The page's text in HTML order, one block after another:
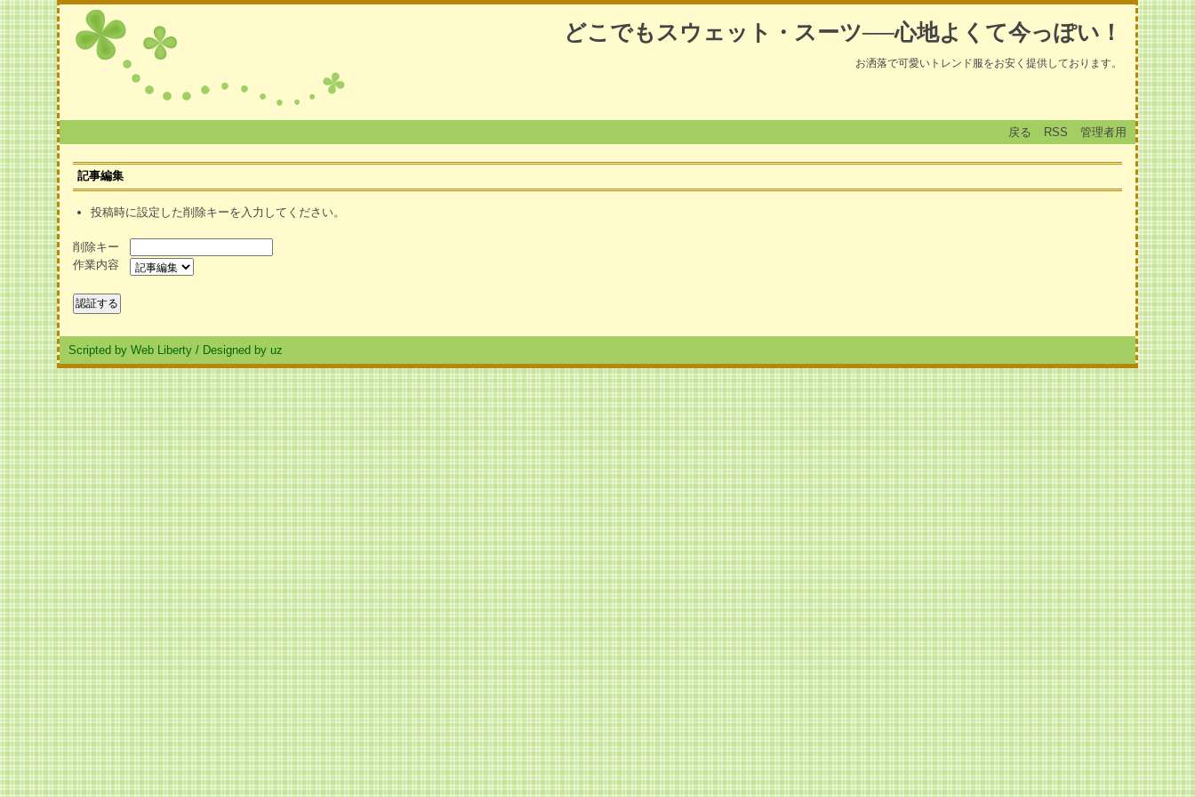
どこでもスウェット・スーツ──心地よくて今っぽい！
お洒落で可愛いトレンド服をお安く提供しております。
戻る RSS 管理者用
記事編集
投稿時に設定した削除キーを入力してください。
削除キー
作業内容
Scripted by Web Liberty / Designed by uz